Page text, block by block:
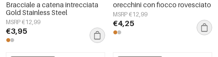
Bracciale a catena intrecciata
Gold Stainless Steel
MSRP €12,99
€3,95
orecchini con fiocco rovesciato
MSRP €12,99
€4,25